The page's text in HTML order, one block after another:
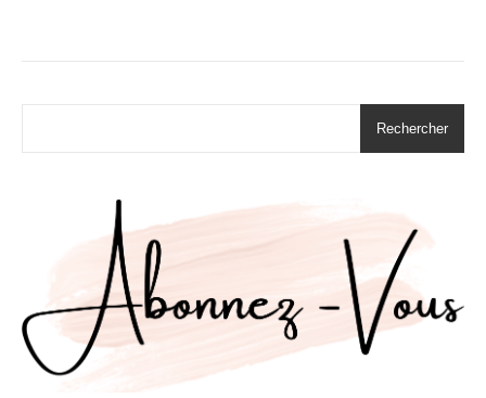
Rechercher